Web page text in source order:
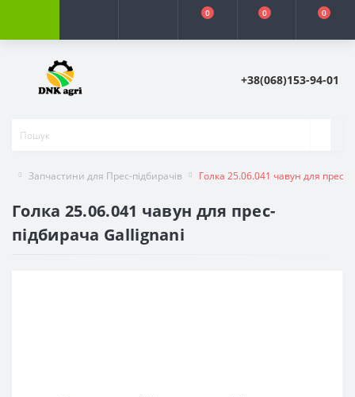
0 0 0
+38(068)153-94-01
Запчастини для Прес-підбирачів Голка 25.06.041 чавун для прес-
Голка 25.06.041 чавун для прес-
підбирача Gallignani